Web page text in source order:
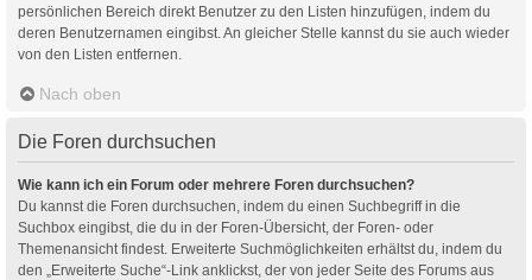
persönlichen Bereich direkt Benutzer zu den Listen hinzufügen, indem du
deren Benutzernamen eingibst. An gleicher Stelle kannst du sie auch wieder
von den Listen entfernen.
Nach oben
Die Foren durchsuchen
Wie kann ich ein Forum oder mehrere Foren durchsuchen?
Du kannst die Foren durchsuchen, indem du einen Suchbegriff in die
Suchbox eingibst, die du in der Foren-Übersicht, der Foren- oder
Themenansicht findest. Erweiterte Suchmöglichkeiten erhältst du, indem du
den „Erweiterte Suche“-Link anklickst, der von jeder Seite des Forums aus